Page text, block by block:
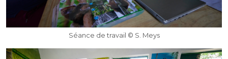
Séance de travail © S. Meys